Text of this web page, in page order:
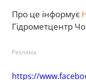
Про це інформує
Гідрометцентр
Реклама
https://